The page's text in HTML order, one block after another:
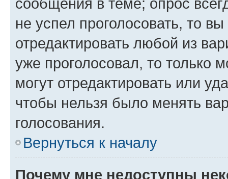
не успел проголосовать, то
отредактировать любой из
уже проголосовал, то только
могут отредактировать или
чтобы нельзя было менять
голосования.
Вернуться к началу
Почему мне недоступны